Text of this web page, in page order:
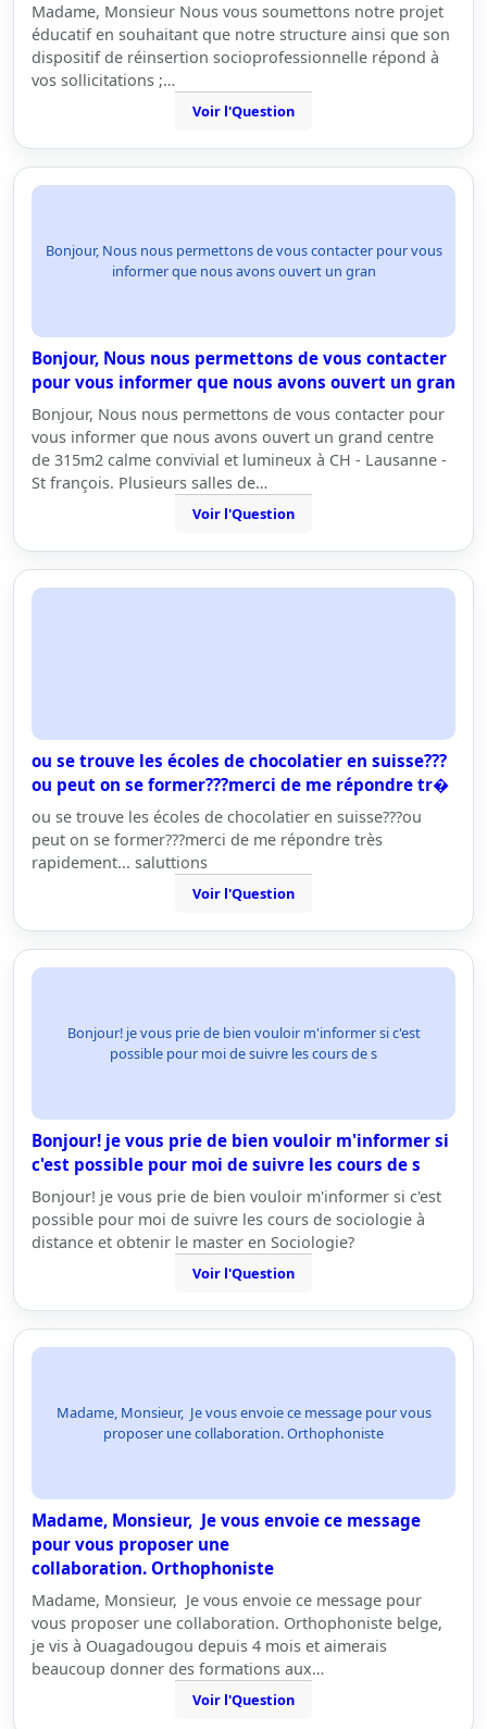
Madame, Monsieur Nous vous soumettons notre projet
éducatif en souhaitant que notre structure ainsi que son
dispositif de réinsertion socioprofessionnelle répond à
vos sollicitations ;…
Voir l'Question
Bonjour, Nous nous permettons de vous contacter pour vous
informer que nous avons ouvert un gran
Bonjour, Nous nous permettons de vous contacter
pour vous informer que nous avons ouvert un gran
Bonjour, Nous nous permettons de vous contacter pour
vous informer que nous avons ouvert un grand centre
de 315m2 calme convivial et lumineux à CH - Lausanne -
St françois. Plusieurs salles de…
Voir l'Question
ou se trouve les écoles de chocolatier en suisse???
ou peut on se former???merci de me répondre tr�
ou se trouve les écoles de chocolatier en suisse???ou
peut on se former???merci de me répondre très
rapidement... saluttions
Voir l'Question
Bonjour! je vous prie de bien vouloir m'informer si c'est
possible pour moi de suivre les cours de s
Bonjour! je vous prie de bien vouloir m'informer si
c'est possible pour moi de suivre les cours de s
Bonjour! je vous prie de bien vouloir m'informer si c'est
possible pour moi de suivre les cours de sociologie à
distance et obtenir le master en Sociologie?
Voir l'Question
Madame, Monsieur, Je vous envoie ce message pour vous
proposer une collaboration. Orthophoniste
Madame, Monsieur, Je vous envoie ce message
pour vous proposer une
collaboration. Orthophoniste
Madame, Monsieur, Je vous envoie ce message pour
vous proposer une collaboration. Orthophoniste belge,
je vis à Ouagadougou depuis 4 mois et aimerais
beaucoup donner des formations aux…
Voir l'Question